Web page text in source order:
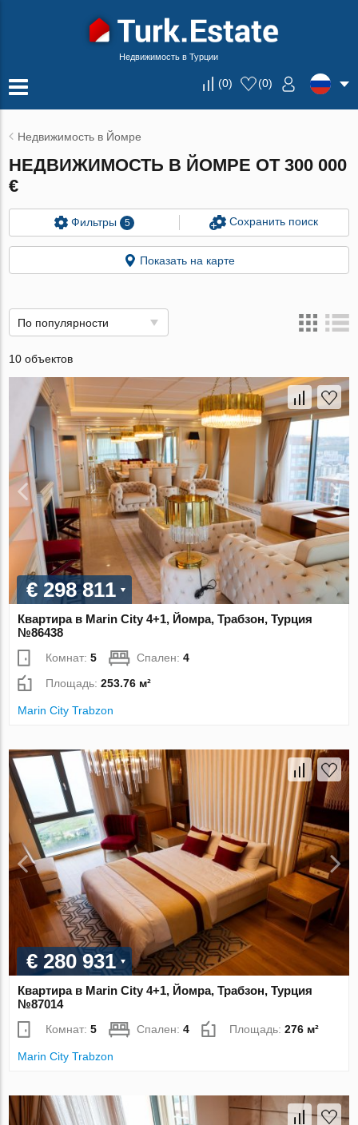
Недвижимость в Турции
(0) (0)
Недвижимость в Йомре
НЕДВИЖИМОСТЬ В ЙОМРЕ ОТ 300 000
€
Фильтры 5 Сохранить поиск
Показать на карте
По популярности
10 объектов
€ 298 811
Квартира в Marin City 4+1, Йомра, Трабзон, Турция
№86438
Комнат:5 Спален:4
Площадь:253.76 м²
Marin City Trabzon
€ 280 931
Квартира в Marin City 4+1, Йомра, Трабзон, Турция
№87014
Комнат:5 Спален:4 Площадь:276 м²
Marin City Trabzon